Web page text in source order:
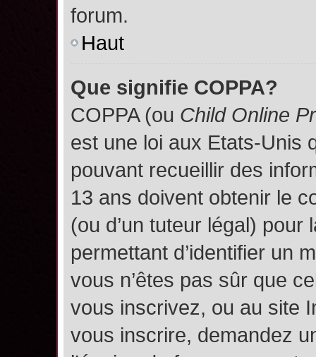
forum.
Haut
Que signifie COPPA?
COPPA (ou Child Online
est une loi aux Etats-Unis
pouvant recueillir des
13 ans doivent obtenir le
(ou d’un tuteur légal)
permettant d’identifier un
vous n’êtes pas sûr que
vous inscrivez, ou au site
vous inscrire, demandez